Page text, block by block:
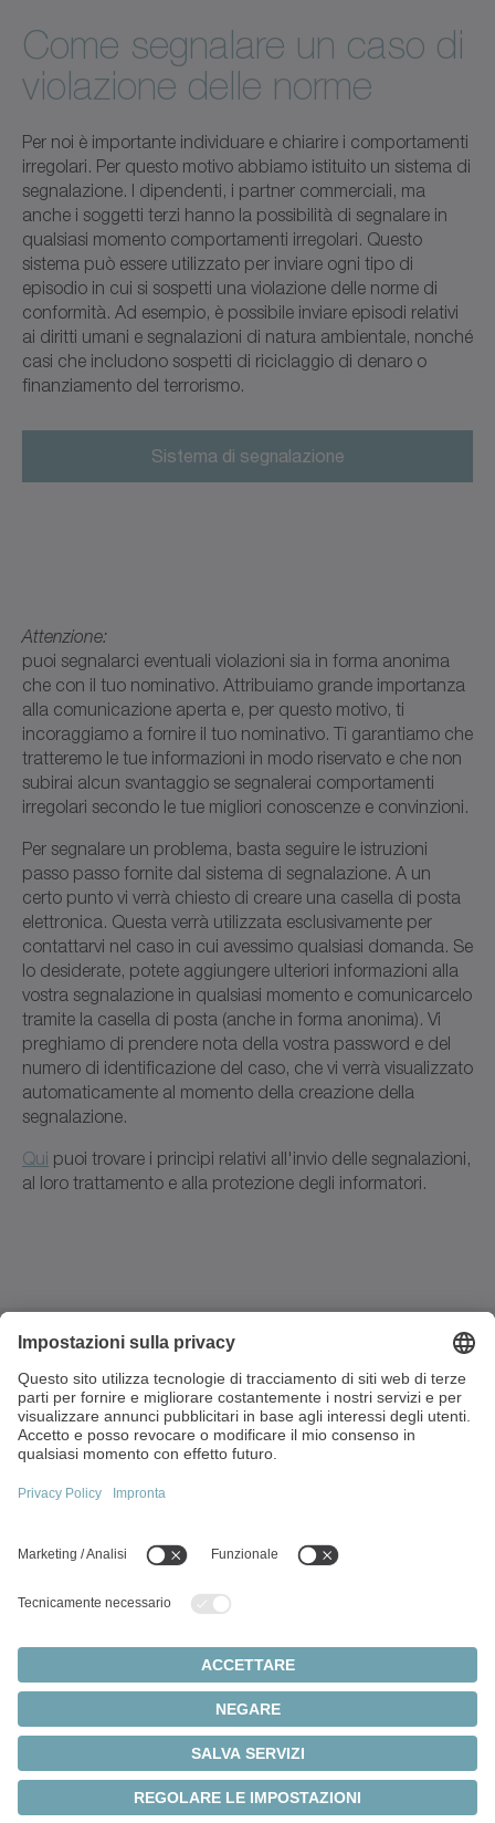
Come segnalare un caso di
violazione delle norme
Per noi è importante individuare e chiarire i comportamenti
irregolari. Per questo motivo abbiamo istituito un sistema di
segnalazione. I dipendenti, i partner commerciali, ma
anche i soggetti terzi hanno la possibilità di segnalare in
qualsiasi momento comportamenti irregolari. Questo
sistema può essere utilizzato per inviare ogni tipo di
episodio in cui si sospetti una violazione delle norme di
conformità. Ad esempio, è possibile inviare episodi relativi
ai diritti umani e segnalazioni di natura ambientale, nonché
casi che includono sospetti di riciclaggio di denaro o
finanziamento del terrorismo.
Sistema di segnalazione
Attenzione:
puoi segnalarci eventuali violazioni sia in forma anonima
che con il tuo nominativo. Attribuiamo grande importanza
alla comunicazione aperta e, per questo motivo, ti
incoraggiamo a fornire il tuo nominativo. Ti garantiamo che
tratteremo le tue informazioni in modo riservato e che non
subirai alcun svantaggio se segnalerai comportamenti
irregolari secondo le tue migliori conoscenze e convinzioni.
Per segnalare un problema, basta seguire le istruzioni
passo passo fornite dal sistema di segnalazione. A un
certo punto vi verrà chiesto di creare una casella di posta
elettronica. Questa verrà utilizzata esclusivamente per
contattarvi nel caso in cui avessimo qualsiasi domanda. Se
lo desiderate, potete aggiungere ulteriori informazioni alla
vostra segnalazione in qualsiasi momento e comunicarcelo
tramite la casella di posta (anche in forma anonima). Vi
preghiamo di prendere nota della vostra password e del
numero di identificazione del caso, che vi verrà visualizzato
automaticamente al momento della creazione della
segnalazione.
Qui puoi trovare i principi relativi all'invio delle segnalazioni,
al loro trattamento e alla protezione degli informatori.
Via Giosuè Carducci, 125
20099 Sesto San Giovanni (MI)
Italia
+39 022413571
Argomenti principali:
Panoramica dei prodotti
Servoriduttori
Servomotori
Sistemi a pignone e cremagliera
Servoattuatori
PrivacyNote legali
© 2026 - WITTENSTEIN SE